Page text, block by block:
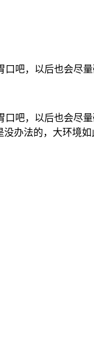
口吧，以后也会尽
口吧，以后也会尽
办法的，大环境如